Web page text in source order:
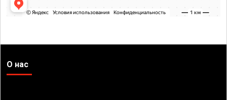
О нас